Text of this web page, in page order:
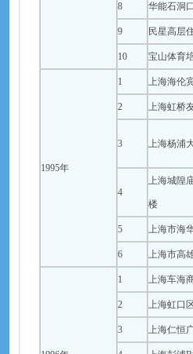
8 华能石洞
9 民星高层
10 宝山体育
1995年
1 上海海伦
2 上海虹桥
3 上海杨浦
4
上海城隍
楼
5 上海市海
6 上海市高
1 上海车海
2 上海虹口
3 上海仁恒